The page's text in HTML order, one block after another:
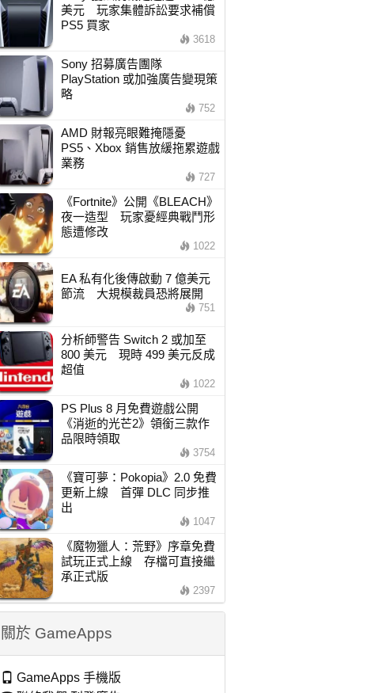
美元 玩家集體訴訟要求補償
PS5 買家
3618
Sony 招募廣告團隊
PlayStation 或加強廣告變現策
略
752
AMD 財報亮眼難掩隱憂
PS5、Xbox 銷售放緩拖累遊戲
業務
727
《Fortnite》公開《BLEACH》
夜一造型 玩家憂經典戰鬥形
態遭修改
1022
EA 私有化後傳啟動 7 億美元
節流 大規模裁員恐將展開
751
分析師警告 Switch 2 或加至
800 美元 現時 499 美元反成
超值
1022
PS Plus 8 月免費遊戲公開
《消逝的光芒2》領銜三款作
品限時領取
3754
《寶可夢：Pokopia》2.0 免費
更新上線 首彈 DLC 同步推
出
1047
《魔物獵人：荒野》序章免費
試玩正式上線 存檔可直接繼
承正式版
2397
關於 GameApps
GameApps 手機版